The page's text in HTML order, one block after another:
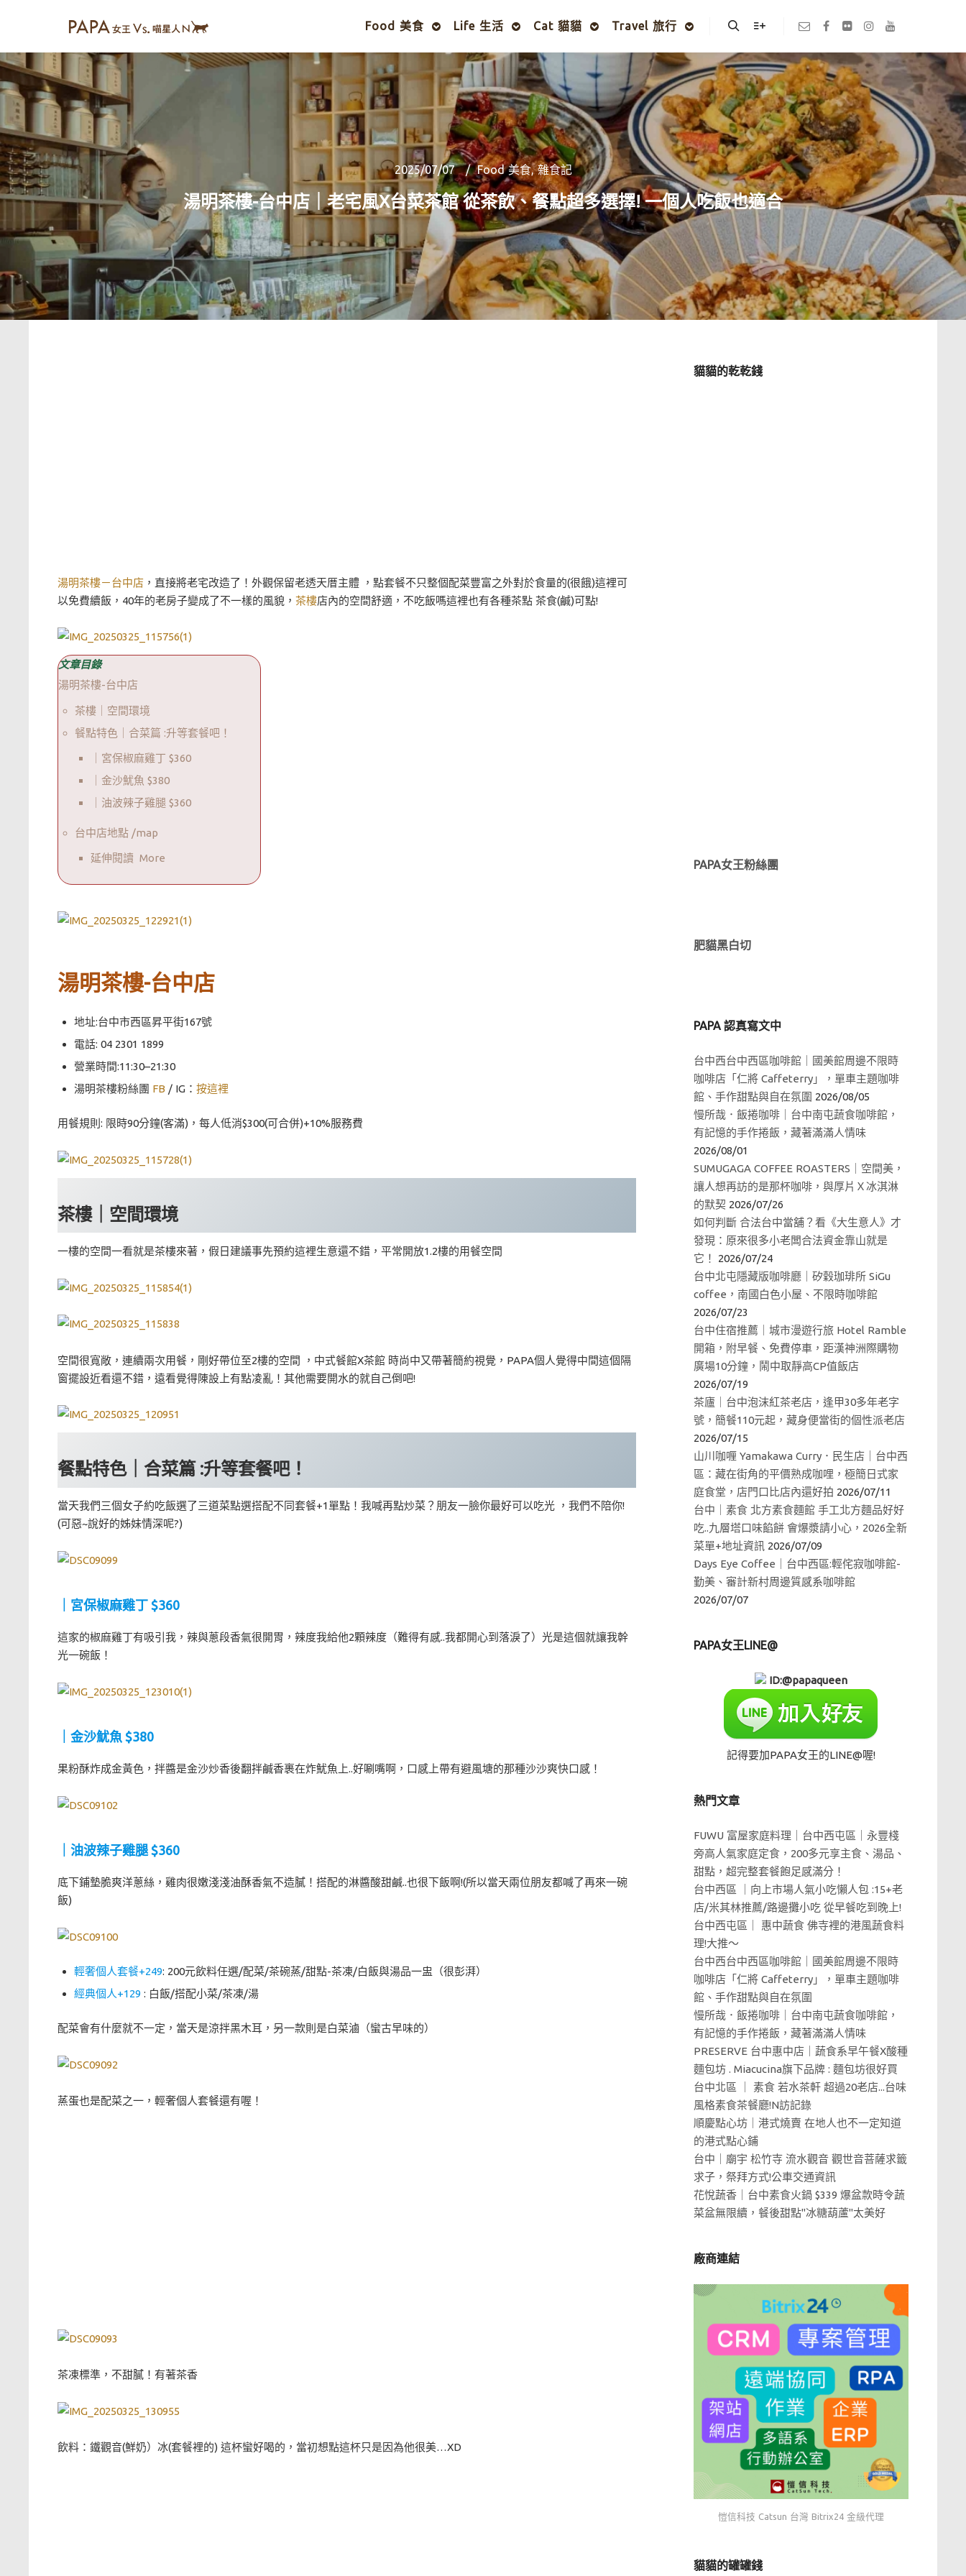
Food 美食 Life 生活 Cat 貓貓 Travel 旅行
2025/07/07 Food 美食,雜食記
湯明茶樓-台中店｜老宅風X台菜茶館 從茶飲、餐點超多選擇! 一個人吃飯也適合
湯明茶樓－台中店 ，直接將老宅改造了！外觀保留老透天厝主體 ，點套餐不只整個配菜豐富之外對於食量的(很餓)這裡可
以免費續飯，40年的老房子變成了不一樣的風貌， 茶樓店內的空間舒適，不吃飯嗎這裡也有各種茶點 茶食(鹹)可點!
文章目錄
湯明茶樓-台中店
茶樓｜空間環境
餐點特色｜合菜篇 :升等套餐吧！
｜宮保椒麻雞丁 $360
｜金沙魷魚 $380
｜油波辣子雞腿 $360
台中店地點 /map
延伸閱讀 More
湯明茶樓-台中店
地址:台中市西區昇平街167號
電話: 04 2301 1899
營業時間:11:30–21:30
湯明茶樓粉絲團 FB / IG： 按這裡
用餐規則: 限時90分鐘(客滿)，每人低消$300(可合併)+10%服務費
茶樓｜空間環境
一樓的空間一看就是茶樓來著，假日建議事先預約這裡生意還不錯，平常開放1.2樓的用餐空間
空間很寬敞，連續兩次用餐，剛好帶位至2樓的空間 ，中式餐館X茶館 時尚中又帶著簡約視覺，PAPA個人覺得中間這個隔
窗擺設近看還不錯，遠看覺得陳設上有點凌亂！其他需要開水的就自己倒吧!
餐點特色｜合菜篇 :升等套餐吧！
當天我們三個女子約吃飯選了三道菜點選搭配不同套餐+1單點！我喊再點炒菜？朋友一臉你最好可以吃光 ，我們不陪你!
(可惡~說好的姊妹情深呢?)
｜宮保椒麻雞丁 $360
這家的椒麻雞丁有吸引我，辣與蔥段香氣很開胃，辣度我給他2顆辣度（難得有感..我都開心到落淚了）光是這個就讓我幹
光一碗飯！
｜金沙魷魚 $380
果粉酥炸成金黃色，拌醬是金沙炒香後翻拌鹹香裹在炸魷魚上..好唰嘴啊，口感上帶有避風塘的那種沙沙爽快口感！
｜油波辣子雞腿 $360
底下鋪墊脆爽洋蔥絲，雞肉很嫩淺淺油酥香氣不造膩！搭配的淋醬酸甜鹹..也很下飯啊!(所以當天兩位朋友都喊了再來一碗
飯)
輕奢個人套餐+249: 200元飲料任選/配菜/茶碗蒸/甜點-茶凍/白飯與湯品一盅（很彭湃）
經典個人+129: 白飯/搭配小菜/茶凍/湯
配菜會有什麼就不一定，當天是涼拌黑木耳，另一款則是白菜滷（蠻古早味的）
蒸蛋也是配菜之一，輕奢個人套餐還有喔！
茶凍標準，不甜膩！有著茶香
飲料：鐵觀音(鮮奶）冰(套餐裡的) 這杯蠻好喝的，當初想點這杯只是因為他很美…XD
貓貓的乾乾錢
PAPA女王粉絲團
肥貓黑白切
PAPA 認真寫文中
台中西台中西區咖啡館｜國美館周邊不限時
咖啡店「仁將 Caffeterry」，單車主題咖啡
館、手作甜點與自在氛圍 2026/08/05
慢所哉．飯捲咖啡｜台中南屯蔬食咖啡館，
有記憶的手作捲飯，藏著滿滿人情味
2026/08/01
SUMUGAGA COFFEE ROASTERS｜空間美，
讓人想再訪的是那杯咖啡，與厚片Ｘ冰淇淋
的默契 2026/07/26
如何判斷 合法台中當舖？看《大生意人》才
發現：原來很多小老闆合法資金靠山就是
它！
2026/07/24
台中北屯隱藏版咖啡廳｜矽穀珈琲所 SiGu
coffee，南國白色小屋、不限時咖啡館
2026/07/23
台中住宿推薦｜城市漫遊行旅 Hotel Ramble
開箱，附早餐、免費停車，距漢神洲際購物
廣場10分鐘，鬧中取靜高CP值飯店
2026/07/19
茶廬｜台中泡沫紅茶老店，逢甲30多年老字
號，簡餐110元起，藏身便當街的個性派老店
2026/07/15
山川咖喱 Yamakawa Curry．民生店｜台中西
區：藏在街角的平價熟成咖哩，極簡日式家
庭食堂，店門口比店內還好拍 2026/07/11
台中｜素食 北方素食麵館 手工北方麵品好好
吃..九層塔口味餡餅 會爆漿請小心，2026全新
菜單+地址資訊 2026/07/09
Days Eye Coffee｜台中西區:輕侘寂咖啡館-
勤美、審計新村周邊質感系咖啡館
2026/07/07
PAPA女王LINE@
ID:@papaqueen
記得要加PAPA女王的LINE@喔!
熱門文章
FUWU 富屋家庭料理｜台中西屯區｜永豐棧
旁高人氣家庭定食，200多元享主食、湯品、
甜點，超完整套餐飽足感滿分！
台中西區 ｜向上市場人氣小吃懶人包 :15+老
店/米其林推薦/路邊攤小吃 從早餐吃到晚上!
台中西屯區｜ 惠中蔬食 佛寺裡的港風蔬食料
理!大推～
台中西台中西區咖啡館｜國美館周邊不限時
咖啡店「仁將 Caffeterry」，單車主題咖啡
館、手作甜點與自在氛圍
慢所哉．飯捲咖啡｜台中南屯蔬食咖啡館，
有記憶的手作捲飯，藏著滿滿人情味
PRESERVE 台中惠中店｜蔬食系早午餐X酸種
麵包坊 . Miacucina旗下品牌 : 麵包坊很好買
台中北區 ｜ 素食 若水茶軒 超過20老店...台味
風格素食茶餐廳!N訪記錄
順慶點心坊｜港式燒賣 在地人也不一定知道
的港式點心鋪
台中｜廟宇 松竹寺 流水觀音 觀世音菩薩求籤
求子，祭拜方式!公車交通資訊
花悅蔬香｜台中素食火鍋 $339 爆盆款時令蔬
菜盆無限續，餐後甜點"冰糖葫蘆"太美好
廠商連結
愷信科技 Catsun 台灣 Bitrix24 金級代理
貓貓的罐罐錢